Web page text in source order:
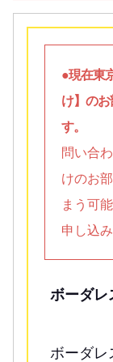
●現在東
け】の
す。
問い合
けのお
まう可
申し込
ボーダレ
ボーダレ